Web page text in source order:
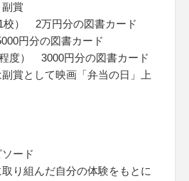
賞
校） 2万円分の図書カード
円分の図書カード
度） 3000円分の図書カード
賞として映画「弁当の日」上
ード
り組んだ自分の体験をもとに